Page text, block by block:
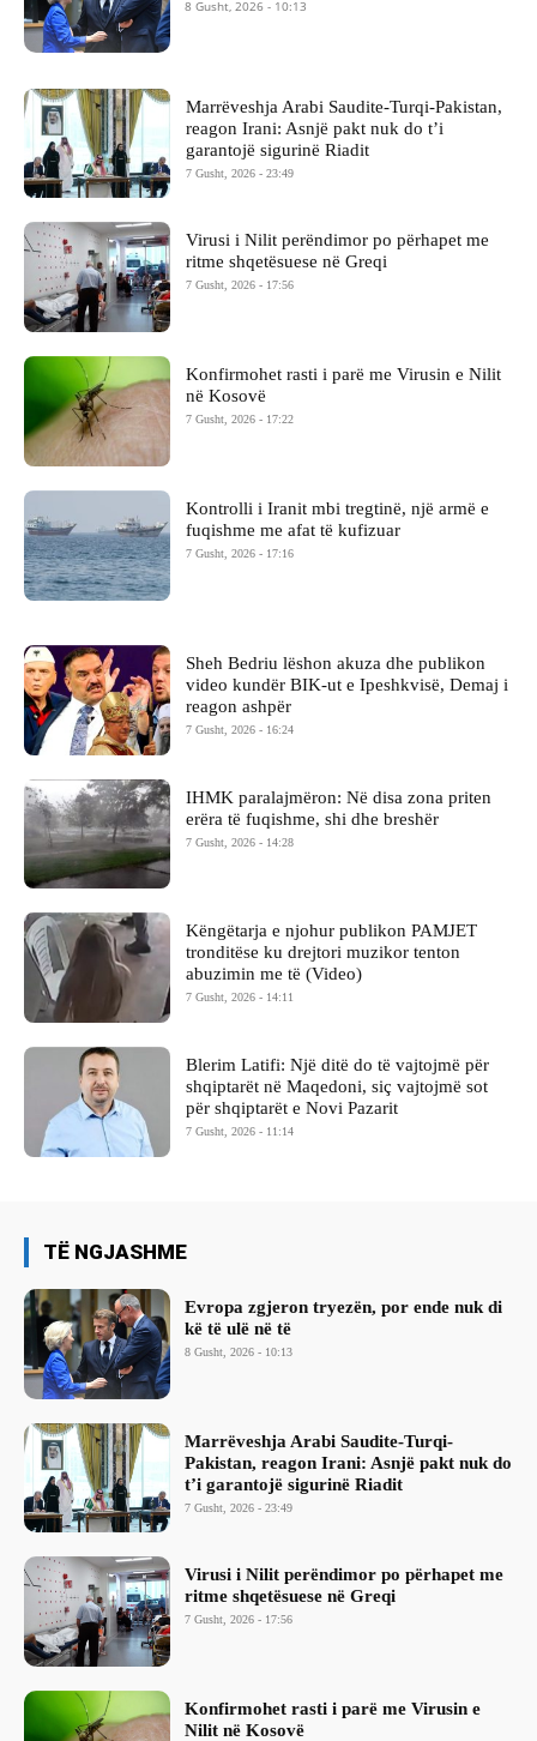
8 Gusht, 2026 - 10:13
Marrëveshja Arabi Saudite-Turqi-Pakistan,
reagon Irani: Asnjë pakt nuk do t’i
garantojë sigurinë Riadit
7 Gusht, 2026 - 23:49
Virusi i Nilit perëndimor po përhapet me
ritme shqetësuese në Greqi
7 Gusht, 2026 - 17:56
Konfirmohet rasti i parë me Virusin e Nilit
në Kosovë
7 Gusht, 2026 - 17:22
Kontrolli i Iranit mbi tregtinë, një armë e
fuqishme me afat të kufizuar
7 Gusht, 2026 - 17:16
Sheh Bedriu lëshon akuza dhe publikon
video kundër BIK-ut e Ipeshkvisë, Demaj i
reagon ashpër
7 Gusht, 2026 - 16:24
IHMK paralajmëron: Në disa zona priten
erëra të fuqishme, shi dhe breshër
7 Gusht, 2026 - 14:28
Këngëtarja e njohur publikon PAMJET
tronditëse ku drejtori muzikor tenton
abuzimin me të (Video)
7 Gusht, 2026 - 14:11
Blerim Latifi: Një ditë do të vajtojmë për
shqiptarët në Maqedoni, siç vajtojmë sot
për shqiptarët e Novi Pazarit
7 Gusht, 2026 - 11:14
TË NGJASHME
Evropa zgjeron tryezën, por ende nuk di
kë të ulë në të
8 Gusht, 2026 - 10:13
Marrëveshja Arabi Saudite-Turqi-
Pakistan, reagon Irani: Asnjë pakt nuk do
t’i garantojë sigurinë Riadit
7 Gusht, 2026 - 23:49
Virusi i Nilit perëndimor po përhapet me
ritme shqetësuese në Greqi
7 Gusht, 2026 - 17:56
Konfirmohet rasti i parë me Virusin e
Nilit në Kosovë